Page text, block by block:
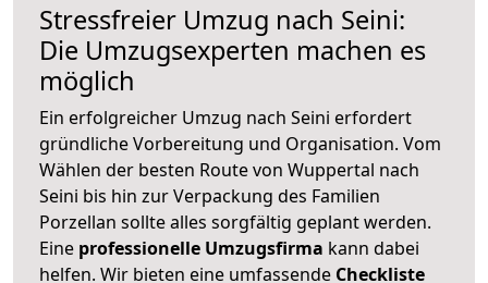
Stressfreier Umzug nach Seini:
Die Umzugsexperten machen es
möglich
Ein erfolgreicher Umzug nach Seini erfordert
gründliche Vorbereitung und Organisation. Vom
Wählen der besten Route von Wuppertal nach
Seini bis hin zur Verpackung des Familien
Porzellan sollte alles sorgfältig geplant werden.
Eine professionelle Umzugsfirma kann dabei
helfen. Wir bieten eine umfassende Checkliste